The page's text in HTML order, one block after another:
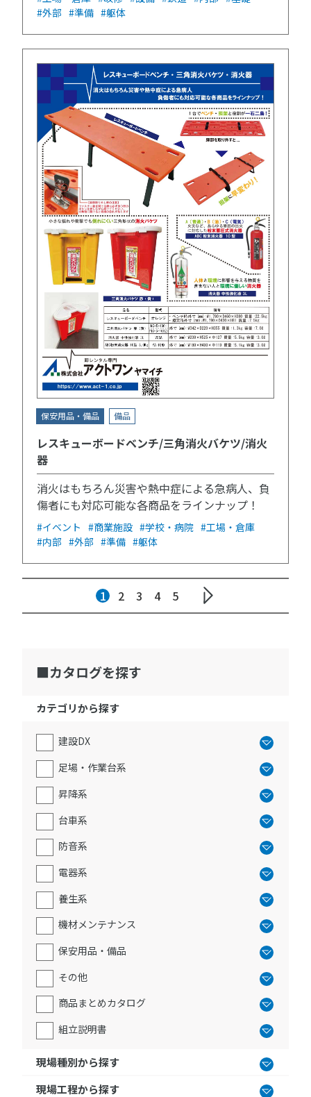
#外部 #準備 #躯体
保安用品・備品 備品
レスキューボードベンチ/三角消火バケツ/消火
器
消火はもちろん災害や熱中症による急病人、負
傷者にも対応可能な各商品をラインナップ！
#イベント #商業施設 #学校・病院 #工場・倉庫
#内部 #外部 #準備 #躯体
1 2 3 4 5
カタログを探す
カテゴリから探す
建設DX
足場・作業台系
昇降系
台車系
防音系
電器系
養生系
機材メンテナンス
保安用品・備品
その他
商品まとめカタログ
組立説明書
現場種別から探す
現場工程から探す